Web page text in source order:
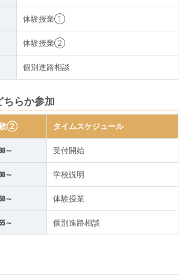
体験授業①
体験授業②
個別進路相談
らか参加
② タイムスケジュール
～ 受付開始
～ 学校説明
～ 体験授業
～ 個別進路相談